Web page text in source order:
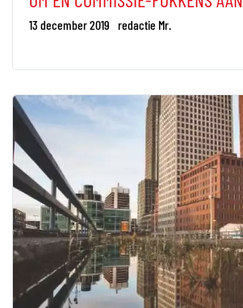
13 december 2019 redactie Mr.